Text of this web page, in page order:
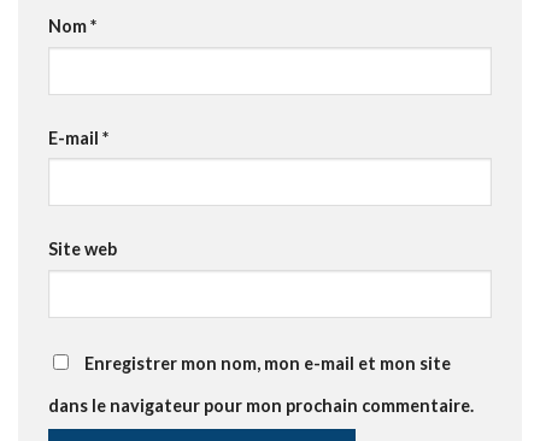
Nom*
E-mail *
Site web
Enregistrer mon nom, mon e-mail et mon site
dans le navigateur pour mon prochain commentaire.